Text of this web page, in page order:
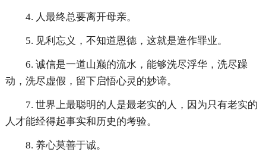
4. 人最终总要离开母亲。
5. 见利忘义，不知道恩德，这就是造作罪业。
6. 诚信是一道山巅的流水，能够洗尽浮华，洗尽躁
动，洗尽虚假，留下启悟心灵的妙谛。
7. 世界上最聪明的人是最老实的人，因为只有老实的
人才能经得起事实和历史的考验。
8. 养心莫善于诚。